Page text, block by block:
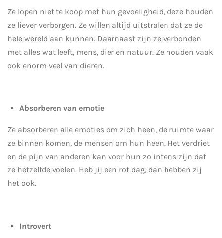
Ze lopen niet te koop met hun gevoeligheid, deze houden
ze liever verborgen. Ze willen altijd uitstralen dat ze de
hele wereld aan kunnen. Daarnaast zijn ze verbonden
met alles wat leeft, mens, dier en natuur. Ze houden vaak
ook enorm veel van dieren.
Absorberen van emotie
Ze absorberen alle emoties om zich heen, de ruimte waar
ze binnen komen, de mensen om hun heen. Het verdriet
en de pijn van anderen kan voor hun zo intens zijn dat
ze hetzelfde voelen. Heb jij een rot dag, dan hebben zij
het ook.
Introvert